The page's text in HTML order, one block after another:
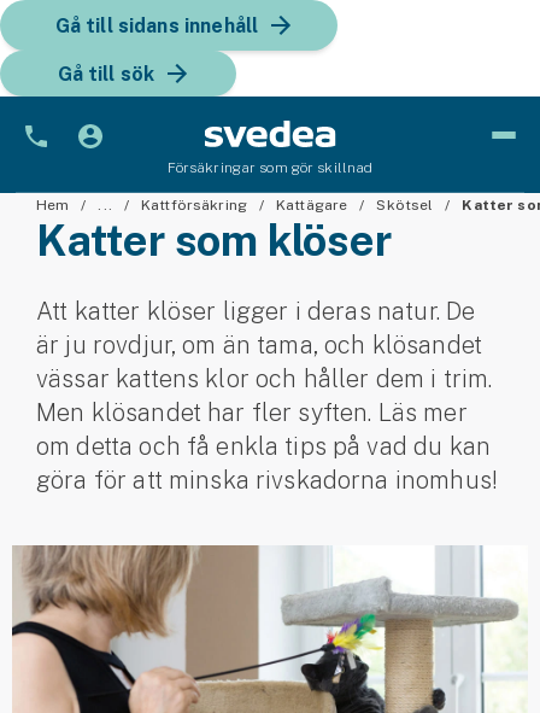
Gå till sidans innehåll
Gå till sök
Försäkringar som gör skillnad
Bil
Bilförsäkring för företag
Fordon
Snöskoterförsäkring
ATV-försäkring
Husvagnsförsäkring
Motorcykel
Mc-försäkring
Hem ... Kattförsäkring Kattägare Skötsel Katter
Katter som klöser
Att katter klöser ligger i deras natur. De
är ju rovdjur, om än tama, och klösandet
vässar kattens klor och håller dem i trim.
Men klösandet har fler syften. Läs mer
om detta och få enkla tips på vad du kan
göra för att minska rivskadorna inomhus!